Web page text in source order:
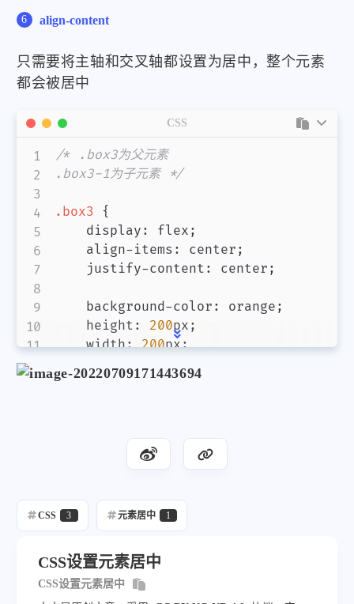
align-content
只需要将主轴和交叉轴都设置为居中，整个元素
都会被居中
/* .box3为父元素
.box3-1为子元素 */
.box3
{
display : flex ;
align-items : center ;
justify-content : center ;
background-color : orange ;
height : 200px ;
width: 200px;
height: 140 px;
140
CSS
CSS 3 元素居中 1
CSS设置元素居中
CSS设置元素居中